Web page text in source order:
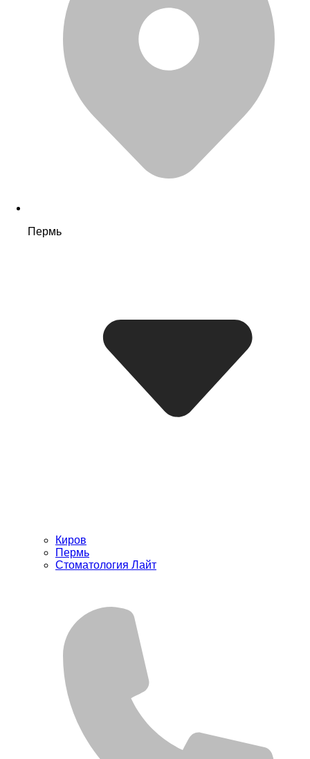
Пермь
Киров
Пермь
Стоматология Лайт